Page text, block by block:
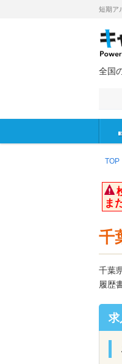
短期ア
全国
TOP
ま
千
千葉
履歴
求